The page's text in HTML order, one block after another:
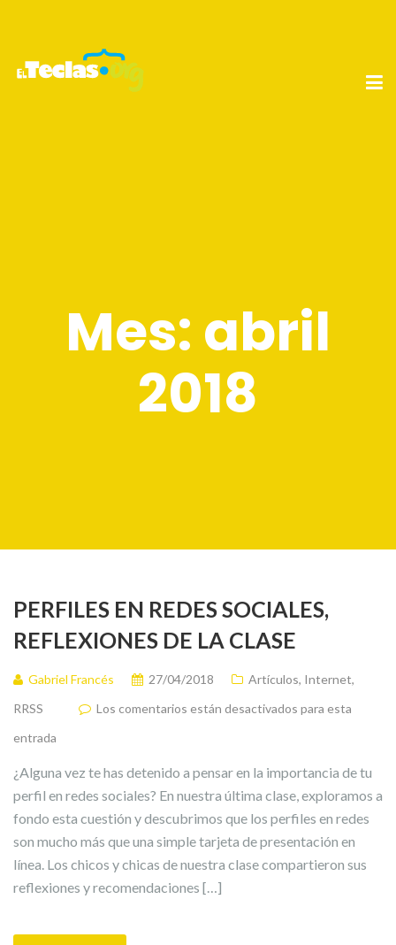
Mes: abril
2018
PERFILES EN REDES SOCIALES,
REFLEXIONES DE LA CLASE
Gabriel Francés 27/04/2018 Artículos, Internet,
RRSS
Los comentarios están desactivados para esta
entrada
¿Alguna vez te has detenido a pensar en la importancia de tu
perfil en redes sociales? En nuestra última clase, exploramos a
fondo esta cuestión y descubrimos que los perfiles en redes
son mucho más que una simple tarjeta de presentación en
línea. Los chicos y chicas de nuestra clase compartieron sus
reflexiones y recomendaciones […]